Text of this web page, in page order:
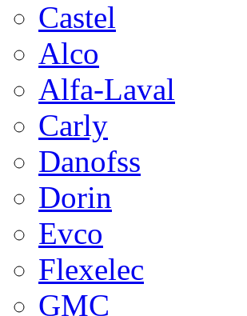
Castel
Alco
Alfa-Laval
Carly
Danofss
Dorin
Evco
Flexelec
GMC